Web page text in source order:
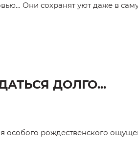
Они сохранят уют даже в
ДОЛГО...
особого рождественского